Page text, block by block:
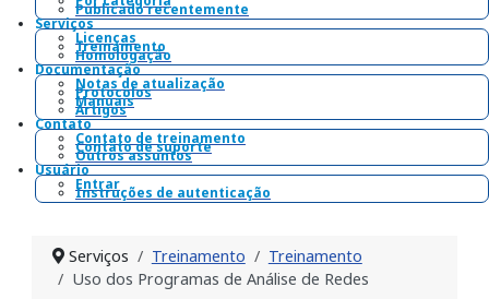
Publicado recentemente
Serviços
Licenças
Treinamento
Homologação
Documentação
Notas de atualização
Protocolos
Manuais
Artigos
Contato
Contato de treinamento
Contato de suporte
Outros assuntos
Usuário
Entrar
Instruções de autenticação
Serviços Treinamento
Treinamento
Uso dos Programas de Análise de Redes